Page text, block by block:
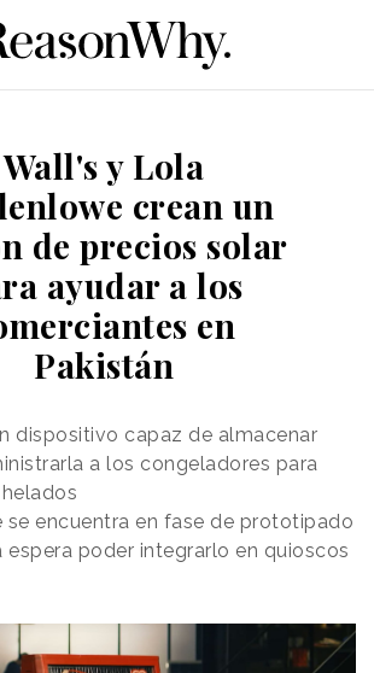
Wall's y Lola
crean un
de precios solar
ayudar a los
en
Pakistán
dispositivo capaz de almacenar
a los congeladores para
se encuentra en fase de prototipado
espera poder integrarlo en quioscos